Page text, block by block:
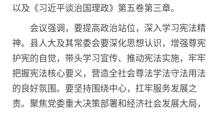
以及《习近平谈治国理政》第五卷第三章。
会议强调，要提高政治站位，深入学习宪法精
神。县人大及其常委会要深化思想认识，增强尊宪
护宪的自觉，带头学习宣传、推动宪法实施，牢牢
把握宪法核心要义，营造全社会尊法学法守法用法
的良好氛围。要坚持围绕中心，扛牢服务发展之
责。聚焦党委重大决策部署和经济社会发展大局，